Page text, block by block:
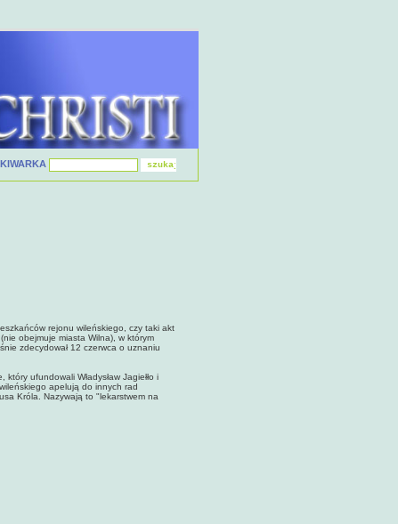
rejonu wileńskiego, czy taki akt
obejmuje miasta Wilna), w którym
zdecydował 12 czerwca o uznaniu
ufundowali Władysław Jagiełło i
apelują do innych rad
Króla. Nazywają to "lekarstwem na